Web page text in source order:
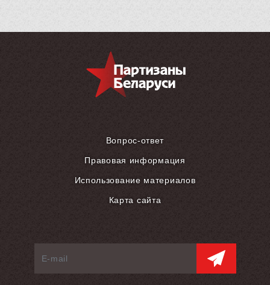
Вопрос-ответ
Правовая информация
Использование материалов
Карта сайта